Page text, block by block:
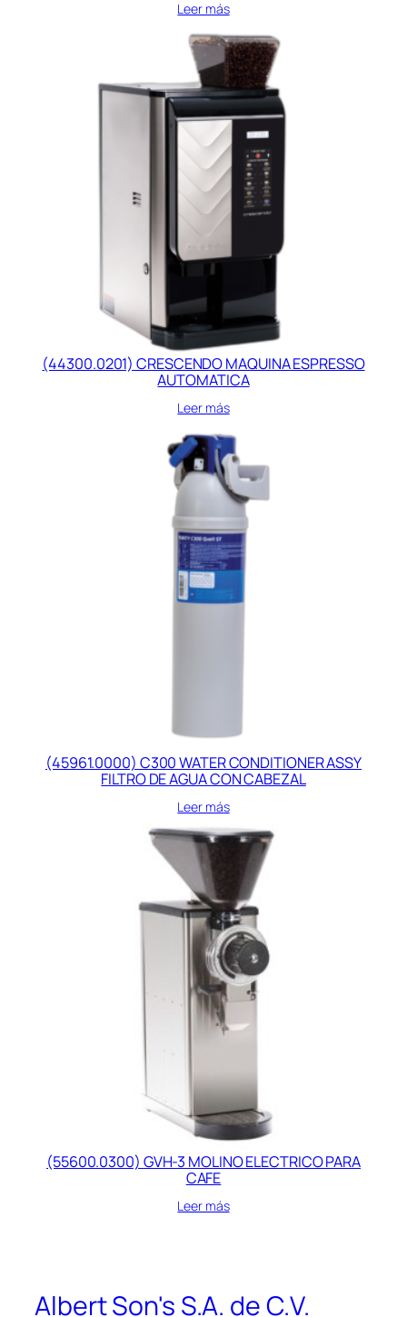
Leer más
(44300.0201) CRESCENDO MAQUINA ESPRESSO
AUTOMATICA
Leer más
(45961.0000) C300 WATER CONDITIONER ASSY
FILTRO DE AGUA CON CABEZAL
Leer más
(55600.0300) GVH-3 MOLINO ELECTRICO PARA
CAFE
Leer más
Albert Son's S.A. de C.V.